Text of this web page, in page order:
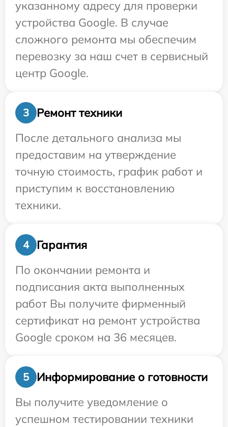
указанному адресу для проверки
устройства Google. В случае
сложного ремонта мы обеспечим
перевозку за наш счет в сервисный
центр Google.
3
Ремонт техники
После детального анализа мы
предоставим на утверждение
точную стоимость, график работ и
приступим к восстановлению
техники.
4
Гарантия
По окончании ремонта и
подписания акта выполненных
работ Вы получите фирменный
сертификат на ремонт устройства
Google сроком на 36 месяцев.
5
Информирование о готовности
Вы получите уведомление о
успешном тестировании техники